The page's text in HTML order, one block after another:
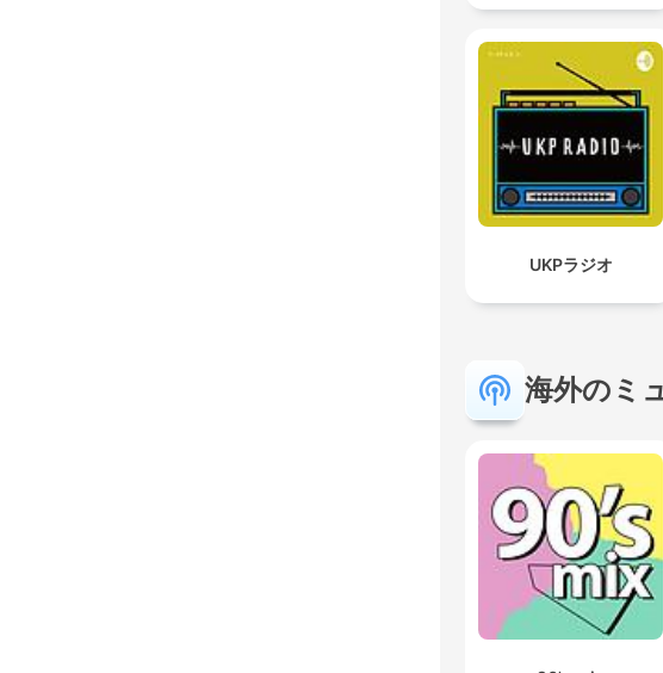
UKPラジオ
海外のミ